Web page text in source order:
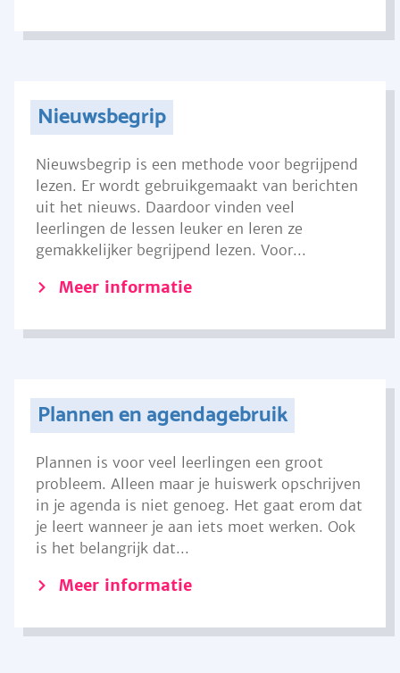
Nieuwsbegrip
Nieuwsbegrip is een methode voor begrijpend
lezen. Er wordt gebruikgemaakt van berichten
uit het nieuws. Daardoor vinden veel
leerlingen de lessen leuker en leren ze
gemakkelijker begrijpend lezen. Voor...
Meer informatie
Plannen en agendagebruik
Plannen is voor veel leerlingen een groot
probleem. Alleen maar je huiswerk opschrijven
in je agenda is niet genoeg. Het gaat erom dat
je leert wanneer je aan iets moet werken. Ook
is het belangrijk dat...
Meer informatie